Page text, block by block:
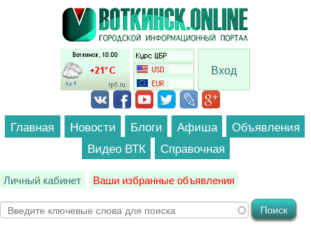
Перейти к основному содержанию
Вход
Главная Новости Блоги Афиша
Объявления
Видео ВТК
Справочная
Личный кабинет Ваши избранные объявления